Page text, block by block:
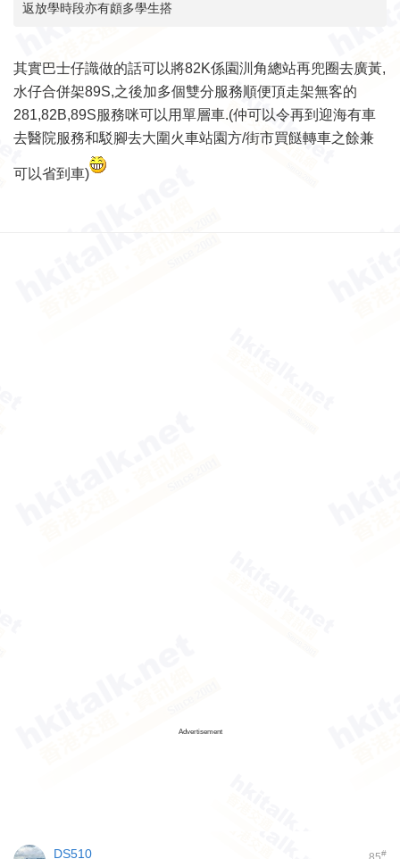
返放學時段亦有頗多學生搭
其實巴士仔識做的話可以將82K係園汌角總站再兜圈去廣黃,
水仔合併架89S,之後加多個雙分服務順便頂走架無客的
281,82B,89S服務咪可以用單層車.(仲可以令再到迎海有車
去醫院服務和駁腳去大圍火車站園方/街市買餸轉車之餘兼
可以省到車)
Advertisement
#
DS510